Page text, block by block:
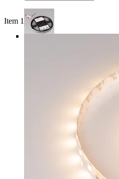
Item 1 of 4